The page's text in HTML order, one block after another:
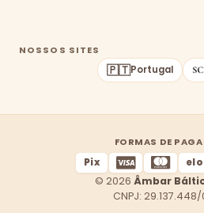
NOSSOS SITES
🇵🇹Portugal
FORMAS DE
Pix
elo
© 2026 Âmbar
CNPJ: